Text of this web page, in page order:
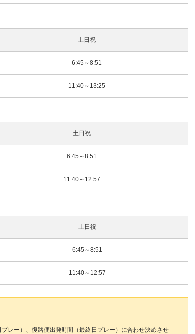
土日祝
6:45～8:51
11:40～13:25
土日祝
6:45～8:51
11:40～12:57
土日祝
6:45～8:51
11:40～12:57
レー）、復路便出発時間（最終日プレー）に合わせ決めさせ